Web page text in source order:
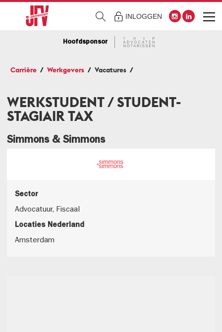
INLOGGEN
Hoofdsponsor
Carrière Werkgevers Vacatures
WERKSTUDENT / STUDENT-
STAGIAIR TAX
Simmons & Simmons
Sector
Advocatuur, Fiscaal
Locaties Nederland
Amsterdam